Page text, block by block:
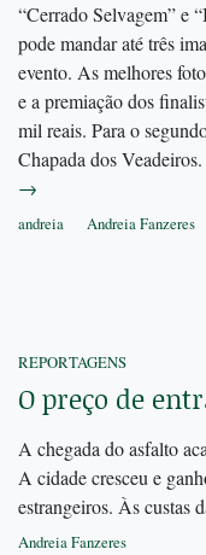
“Cerrado Selvagem” e
pode mandar até três
evento. As melhores
e a premiação dos
mil reais. Para o
Chapada dos
→
andreia Andreia Fanzeres
REPORTAGENS
O preço de
A chegada do asfalto
A cidade cresceu e
estrangeiros. Às custas
Andreia Fanzeres